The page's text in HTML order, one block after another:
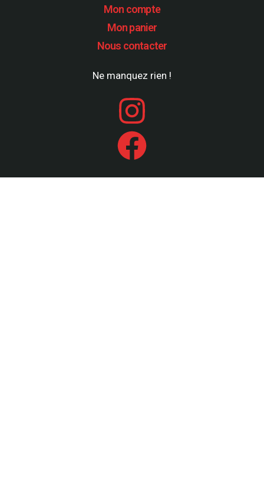
Mon compte
Mon panier
Nous contacter
Ne manquez rien !